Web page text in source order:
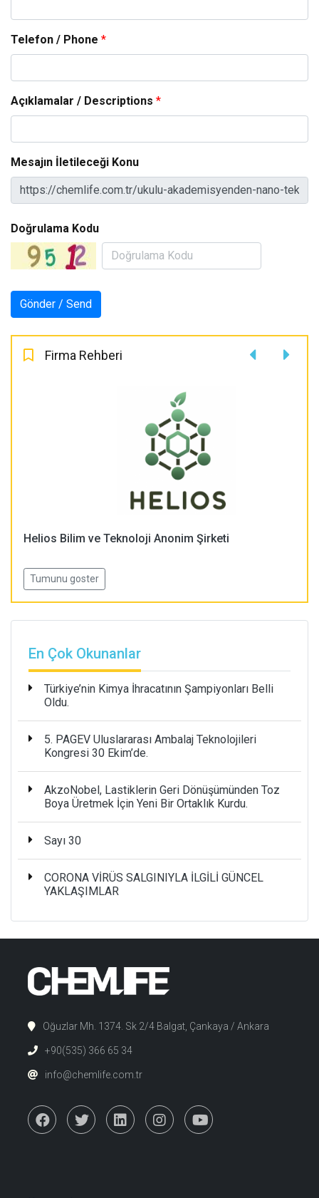
Telefon / Phone *
Açıklamalar / Descriptions *
Mesajın İletileceği Konu
Doğrulama Kodu
Firma Rehberi
Helios Bilim ve Teknoloji Anonim Şirketi
Tumunu goster
En Çok Okunanlar
Türkiye’nin Kimya İhracatının Şampiyonları Belli
Oldu.
5. PAGEV Uluslararası Ambalaj Teknolojileri
Kongresi 30 Ekim’de.
AkzoNobel, Lastiklerin Geri Dönüşümünden Toz
Boya Üretmek İçin Yeni Bir Ortaklık Kurdu.
Sayı 30
CORONA VİRÜS SALGINIYLA İLGİLİ GÜNCEL
YAKLAŞIMLAR
Oğuzlar Mh. 1374. Sk 2/4 Balgat, Çankaya / Ankara
+90(535) 366 65 34
info@chemlife.com.tr